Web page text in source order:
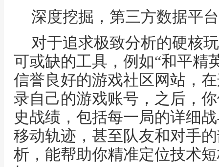
深度挖掘，第三方数据平
对于追求极致分析的硬核
可或缺的工具，例如“和平精
信誉良好的游戏社区网站，
录自己的游戏账号，之后，
史战绩，包括每一局的详细
移动轨迹，甚至队友和对手
析，能帮助你精准定位技术